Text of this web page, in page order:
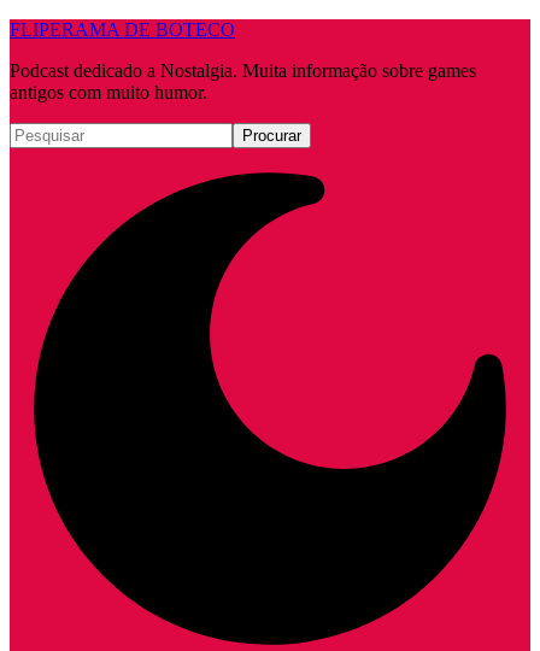
FLIPERAMA DE BOTECO
Podcast dedicado a Nostalgia. Muita informação sobre games
antigos com muito humor.